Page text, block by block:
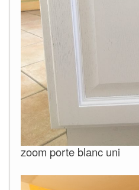
zoom porte blanc uni